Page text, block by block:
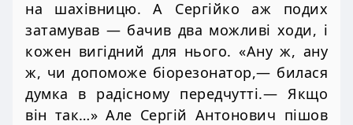
на шахівницю. А Сергійко аж подих
затамував — бачив два можливі ходи, і
кожен вигідний для нього. «Ану ж, ану
ж, чи допоможе біорезонатор,— билася
думка в радісному передчутті.— Якщо
він так…» Але Сергій Антонович пішов